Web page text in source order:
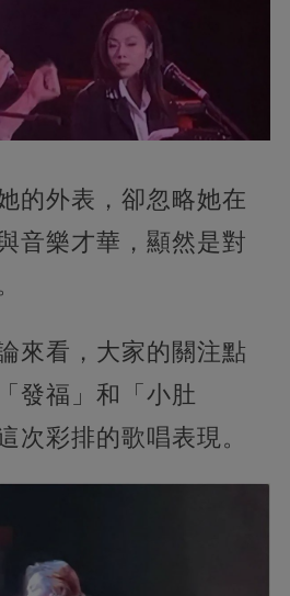
的外表，卻忽略她在
音樂才華，顯然是對
來看，大家的關注點
發福」和「小肚
次彩排的歌唱表現。